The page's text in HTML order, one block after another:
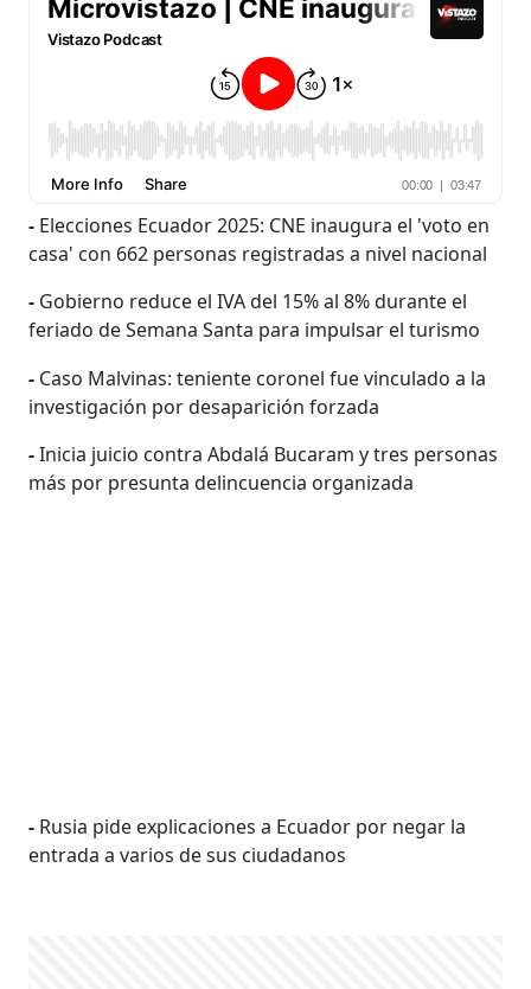
- Elecciones Ecuador 2025: CNE inaugura el 'voto en
casa' con 662 personas registradas a nivel nacional
- Gobierno reduce el IVA del 15% al 8% durante el
feriado de Semana Santa para impulsar el turismo
- Caso Malvinas: teniente coronel fue vinculado a la
investigación por desaparición forzada
-Inicia juicio contra Abdalá Bucaram y tres personas
más por presunta delincuencia organizada
- Rusia pide explicaciones a Ecuador por negar la
entrada a varios de sus ciudadanos